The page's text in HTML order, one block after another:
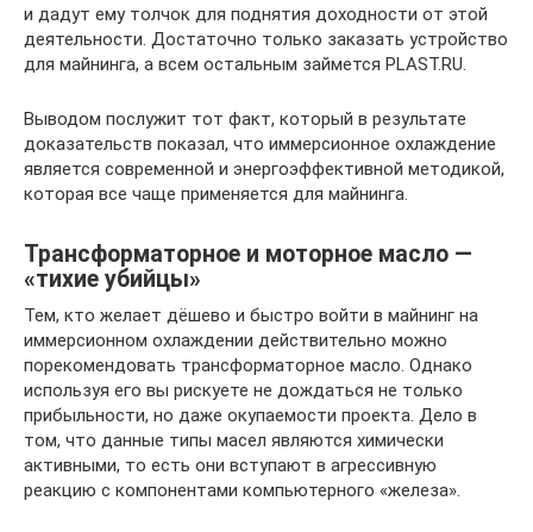
и дадут ему толчок для поднятия доходности от этой
деятельности. Достаточно только заказать устройство
для майнинга, а всем остальным займется PLAST.RU.
Выводом послужит тот факт, который в результате
доказательств показал, что иммерсионное охлаждение
является современной и энергоэффективной методикой,
которая все чаще применяется для майнинга.
Трансформаторное и моторное масло —
«тихие убийцы»
Тем, кто желает дёшево и быстро войти в майнинг на
иммерсионном охлаждении действительно можно
порекомендовать трансформаторное масло. Однако
используя его вы рискуете не дождаться не только
прибыльности, но даже окупаемости проекта. Дело в
том, что данные типы масел являются химически
активными, то есть они вступают в агрессивную
реакцию с компонентами компьютерного «железа».